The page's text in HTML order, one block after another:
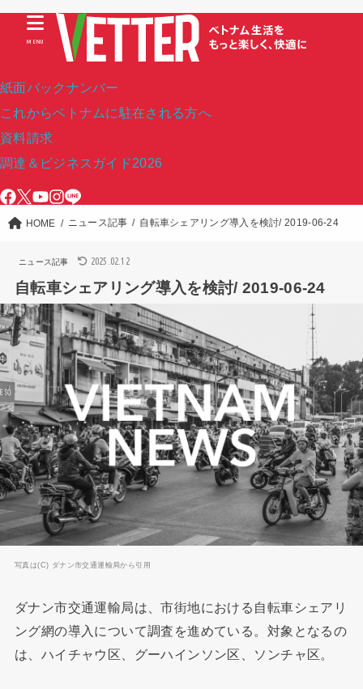
紙面バックナンバー
これからベトナムに駐在される方へ
資料請求
調達＆ビジネスガイド2026
MENU
HOME ニュース記事 自転車シェアリング導入を検討/ 2019-06-24
ニュース記事 2025.02.12
自転車シェアリング導入を検討/ 2019-06-24
写真は(C) ダナン市交通運輸局から引用
ダナン市交通運輸局は、市街地における自転車シェアリ
ング網の導入について調査を進めている。対象となるの
は、ハイチャウ区、グーハインソン区、ソンチャ区。